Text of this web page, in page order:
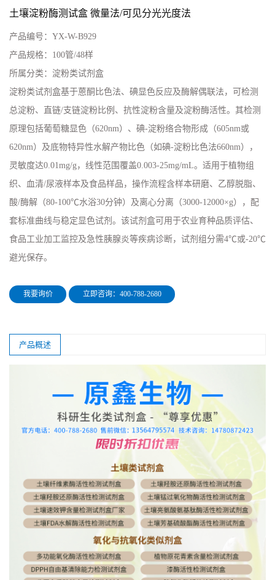
土壤淀粉酶测试盒 微量法/可见分光光度法
产品编号： YX-W-B929
产品规格： 100管/48样
所属分类： 淀粉类试剂盒
淀粉类试剂盒基于蒽酮比色法、碘显色反应及酶解偶联法，可检测
总淀粉、直链/支链淀粉比例、抗性淀粉含量及淀粉酶活性。其检测
原理包括葡萄糖显色（620nm）、碘-淀粉络合物形成（605nm或
620nm）及底物特异性水解产物比色（如碘-淀粉比色法660nm），
灵敏度达0.01mg/g，线性范围覆盖0.003-25mg/mL。适用于植物组
织、血清/尿液样本及食品样品，操作流程含样本研磨、乙醇脱脂、
酸/酶解（80-100℃水浴30分钟）及离心分离（3000-12000×g），配
套标准曲线与稳定显色试剂。该试剂盒可用于农业育种品质评估、
食品工业加工监控及急性胰腺炎等疾病诊断，试剂组分需4℃或-20℃
避光保存。
我要询价 立即咨询：400-788-2680
产品概述